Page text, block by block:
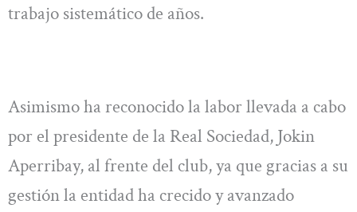
trabajo sistemático de años.
Asimismo ha reconocido la labor llevada a cabo
por el presidente de la Real Sociedad, Jokin
Aperribay, al frente del club, ya que gracias a su
gestión la entidad ha crecido y avanzado